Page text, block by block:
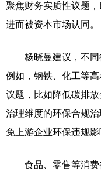
聚焦财务实质性议题
进而被资本市场认同。
杨晓曼建议，不同
例如，钢铁、化工等
议题，比如降低碳排
治理维度的环保合规
免上游企业环保违规影
食品、零售等消费